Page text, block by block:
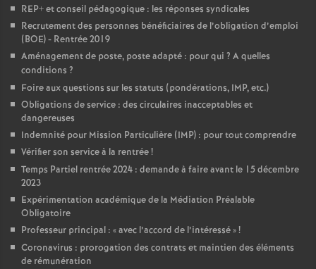
REP+ et conseil pédagogique : les réponses syndicales
Recrutement des personnes bénéficiaires de l’obligation d’emploi
(BOE) - Rentrée 2019
Aménagement de poste, poste adapté : pour qui ? A quelles
conditions ?
Foire aux questions sur les statuts (pondérations, IMP, etc.)
Obligations de service : des circulaires inacceptables et
dangereuses
Indemnité pour Mission Particulière (IMP) : pour tout comprendre
Vérifier son service à la rentrée!
Temps Partiel rentrée 2024 : demande à faire avant le 15 décembre
2023
Expérimentation académique de la Médiation Préalable
Obligatoire
Professeur principal : «avec l’accord de l’intéressé»!
Coronavirus : prorogation des contrats et maintien des éléments
de rémunération